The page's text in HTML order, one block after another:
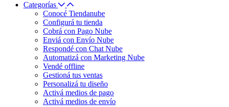
Categorías
Conocé Tiendanube
Configurá tu tienda
Cobrá con Pago Nube
Enviá con Envío Nube
Respondé con Chat Nube
Automatizá con Marketing Nube
Vendé offline
Gestioná tus ventas
Personalizá tu diseño
Activá medios de pago
Activá medios de envío